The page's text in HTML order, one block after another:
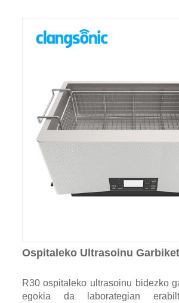
Ospitaleko Ultrasoinu
R30 ospitaleko ultrasoinu bidezko
egokia da laborategian